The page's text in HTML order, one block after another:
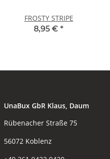
FROSTY STRIPE
8,95 € *
UnaBux GbR Klaus, Daum
Rübenacher Straße 75
56072 Koblenz